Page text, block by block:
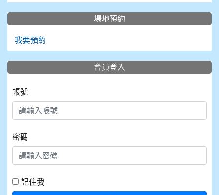
場地預約
我要預約
會員登入
帳號
密碼
記住我